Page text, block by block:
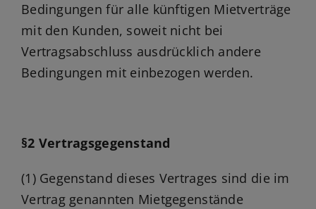
Bedingungen für alle künftigen Mietverträge
mit den Kunden, soweit nicht bei
Vertragsabschluss ausdrücklich andere
Bedingungen mit einbezogen werden.
§2 Vertragsgegenstand
(1) Gegenstand dieses Vertrages sind die im
Vertrag genannten Mietgegenstände